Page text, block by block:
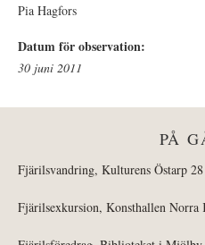
Pia Hagfors
Datum för observation:
30 juni 2011
PÅ
Fjärilsvandring, Kulturens Östarp
Fjärilsexkursion, Konsthallen